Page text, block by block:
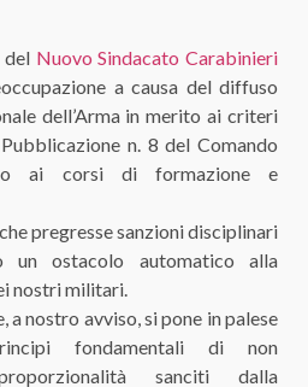
del Nuovo Sindacato Carabinieri
a causa del diffuso
dell’Arma in merito ai criteri
n. 8 del Comando
ai corsi di formazione e
pregresse sanzioni disciplinari
un ostacolo automatico alla
nostri militari.
a nostro avviso, si pone in palese
fondamentali di non
sanciti dalla